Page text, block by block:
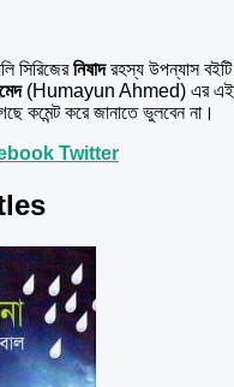
সিরিজেরনিষাদরহস্য উপন্যাস
(Humayun Ahmed) এর এই
কমেন্ট করে জানাতে ভুলবেন না।
Twitter